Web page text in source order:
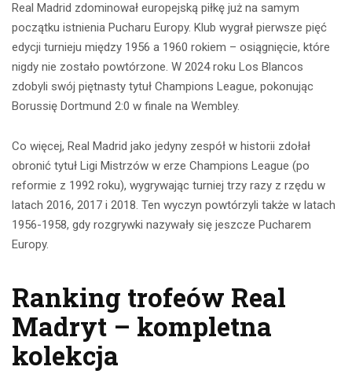
Real Madrid zdominował europejską piłkę już na samym
początku istnienia Pucharu Europy. Klub wygrał pierwsze pięć
edycji turnieju między 1956 a 1960 rokiem – osiągnięcie, które
nigdy nie zostało powtórzone. W 2024 roku Los Blancos
zdobyli swój piętnasty tytuł Champions League, pokonując
Borussię Dortmund 2:0 w finale na Wembley.
Co więcej, Real Madrid jako jedyny zespół w historii zdołał
obronić tytuł Ligi Mistrzów w erze Champions League (po
reformie z 1992 roku), wygrywając turniej trzy razy z rzędu w
latach 2016, 2017 i 2018. Ten wyczyn powtórzyli także w latach
1956-1958, gdy rozgrywki nazywały się jeszcze Pucharem
Europy.
Ranking trofeów Real
Madryt – kompletna
kolekcja